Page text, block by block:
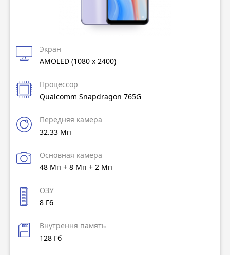
Экран
AMOLED (1080 x 2400)
Процессор
Qualcomm Snapdragon 765G
Передняя камера
32.33 Мп
Основная камера
48 Мп + 8 Мп + 2 Мп
ОЗУ
8 Гб
Внутрення память
128 Гб